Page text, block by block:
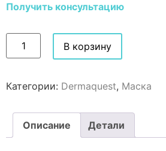
Получить консультацию
В корзину
Категории: Dermaquest, Маска
Описание Детали